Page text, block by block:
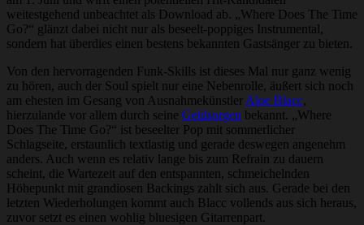
weitestgehend unbeachtet als Download ab. „Where Does The Time
Go?“ glänzt dabei nicht nur als beseelt-poppiges Instrumental,
sondern hat überdies einen bestens bekannten Gastsänger zu bieten.
Von den hervorragenden Funk-Skills ist dieses Mal nur ganz wenig
zu hören, auch der Soul spielt nur eine Nebenrolle, äußert sich noch
am ehesten im Gesang von Ausnahmekünstler Aloe Blacc,
hierzulande vor allem durch seine Geldsorgen bekannt. „Where
Does The Time Go?“ ist beseelter Pop mit sommerlicher
Schlagseite, erstaunlich textlastig und gerade deswegen angenehm
anders. Auch wenn es relativ lange bis zum Refrain zu dauern
scheint, die Wartezeit auf den entspannten, schmeichelnden
Höhepunkt mit grandiosen Backings zahlt sich aus. Gerade bei den
letzten Wiederholungen kommt auch Blacc vollends aus sich heraus,
zuvor setzt es einen wohlig bluesigen Gitarrenpart.